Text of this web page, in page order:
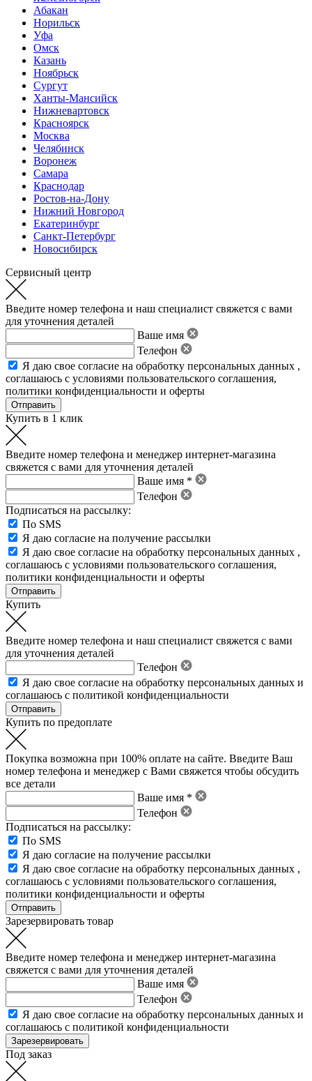
Абакан
Норильск
Уфа
Омск
Казань
Ноябрьск
Сургут
Ханты-Мансийск
Нижневартовск
Красноярск
Москва
Челябинск
Воронеж
Самара
Краснодар
Ростов-на-Дону
Нижний Новгород
Екатеринбург
Санкт-Петербург
Новосибирск
Сервисный центр
Введите номер телефона и наш специалист свяжется с вами
для уточнения деталей
Ваше имя
Телефон
Я даю свое согласие на обработку персональных данных ,
соглашаюсь с условиями пользовательского соглашения,
политики конфиденциальности и оферты
Купить в 1 клик
Введите номер телефона и менеджер интернет-магазина
свяжется с вами для уточнения деталей
Ваше имя *
Телефон
Подписаться на рассылку:
По SMS
Я даю согласие на получение рассылки
Я даю свое согласие на обработку персональных данных ,
соглашаюсь с условиями пользовательского соглашения,
политики конфиденциальности и оферты
Купить
Введите номер телефона и наш специалист свяжется с вами
для уточнения деталей
Телефон
Я даю свое согласие на обработку персональных данных и
соглашаюсь с политикой конфиденциальности
Купить по предоплате
Покупка возможна при 100% оплате на сайте. Введите Ваш
номер телефона и менеджер с Вами свяжется чтобы обсудить
все детали
Ваше имя *
Телефон
Подписаться на рассылку:
По SMS
Я даю согласие на получение рассылки
Я даю свое согласие на обработку персональных данных ,
соглашаюсь с условиями пользовательского соглашения,
политики конфиденциальности и оферты
Зарезервировать товар
Введите номер телефона и менеджер интернет-магазина
свяжется с вами для уточнения деталей
Ваше имя
Телефон
Я даю свое согласие на обработку персональных данных и
соглашаюсь с политикой конфиденциальности
Под заказ